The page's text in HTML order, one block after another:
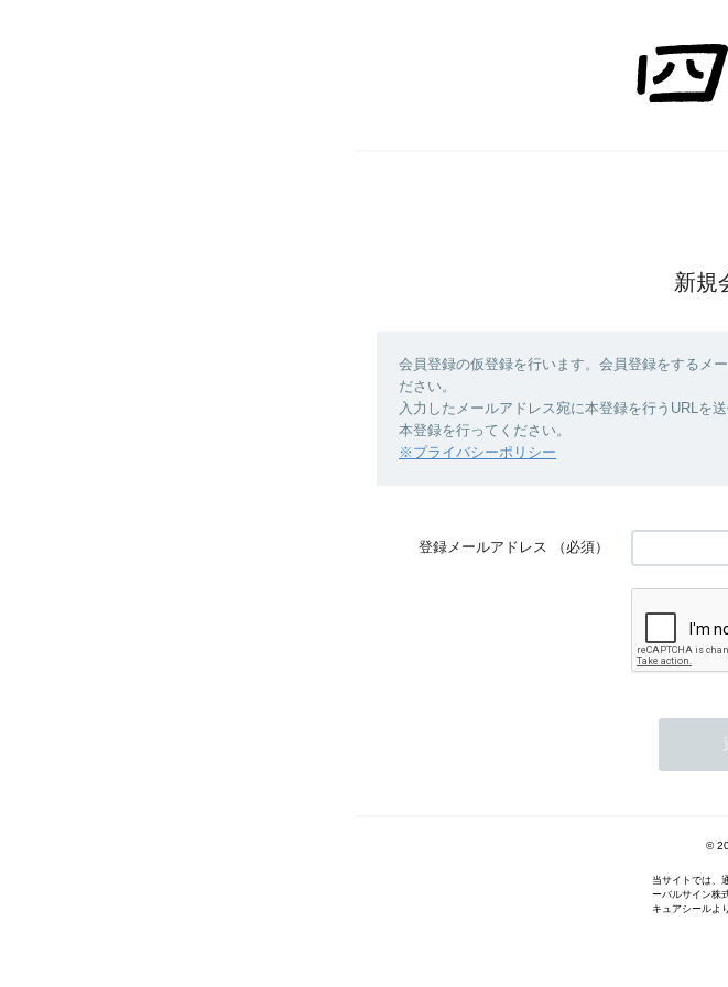
新規
会員登録の仮登録を行います。会員登録をするメ
ださい。
入力したメールアドレス宛に本登録を行うURLを
本登録を行ってください。
※プライバシーポリシー
登録メールアドレス （必須）
©
当サイトでは、
ーバルサイン株
キュアシールよ